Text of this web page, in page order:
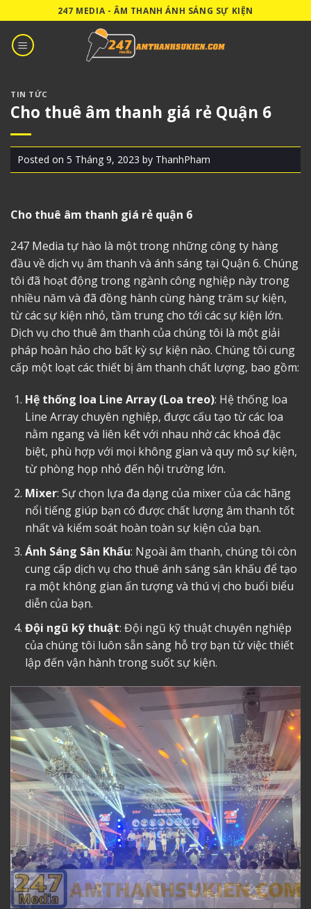
to
content
247 MEDIA - ÂM THANH ÁNH SÁNG SỰ KIỆN
TIN TỨC
Cho thuê âm thanh giá rẻ Quận 6
Posted on 5 Tháng 9, 2023 by ThanhPham
Cho thuê âm thanh giá rẻ quận 6
247 Media tự hào là một trong những công ty hàng
đầu về dịch vụ âm thanh và ánh sáng tại Quận 6. Chúng
tôi đã hoạt động trong ngành công nghiệp này trong
nhiều năm và đã đồng hành cùng hàng trăm sự kiện,
từ các sự kiện nhỏ, tầm trung cho tới các sự kiện lớn.
Dịch vụ cho thuê âm thanh của chúng tôi là một giải
pháp hoàn hảo cho bất kỳ sự kiện nào. Chúng tôi cung
cấp một loạt các thiết bị âm thanh chất lượng, bao gồm:
Hệ thống loa Line Array (Loa treo): Hệ thống loa
Line Array chuyên nghiệp, được cấu tạo từ các loa
nằm ngang và liên kết với nhau nhờ các khoá đặc
biệt, phù hợp với mọi không gian và quy mô sự kiện,
từ phòng họp nhỏ đến hội trường lớn.
Mixer: Sự chọn lựa đa dạng của mixer của các hãng
nổi tiếng giúp bạn có được chất lượng âm thanh tốt
nhất và kiểm soát hoàn toàn sự kiện của bạn.
Ánh Sáng Sân Khấu: Ngoài âm thanh, chúng tôi còn
cung cấp dịch vụ cho thuê ánh sáng sân khấu để tạo
ra một không gian ấn tượng và thú vị cho buổi biểu
diễn của bạn.
Đội ngũ kỹ thuật: Đội ngũ kỹ thuật chuyên nghiệp
của chúng tôi luôn sẵn sàng hỗ trợ bạn từ việc thiết
lập đến vận hành trong suốt sự kiện.